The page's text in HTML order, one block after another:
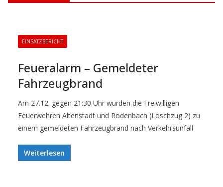
EINSATZBERICHT
Feueralarm – Gemeldeter
Fahrzeugbrand
Am 27.12. gegen 21:30 Uhr wurden die Freiwilligen
Feuerwehren Altenstadt und Rodenbach (Löschzug 2) zu
einem gemeldeten Fahrzeugbrand nach Verkehrsunfall
Weiterlesen